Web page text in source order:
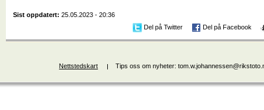
Sist oppdatert:25.05.2023 - 20:36
Del på Twitter
Del på Facebook
Nettstedskart Tips oss om nyheter: